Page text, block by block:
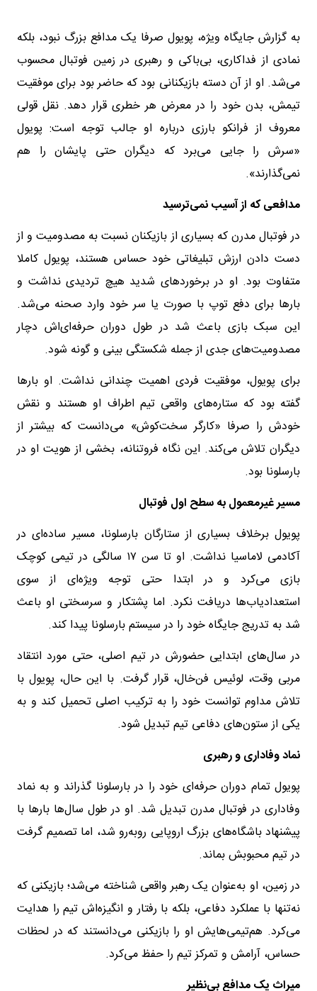
به گزارش جایگاه ویژه، پویول صرفا یک مدافع بزرگ نبود، بلکه
نمادی از فداکاری، بی‌باکی و رهبری در زمین فوتبال محسوب
می‌شد. او از آن دسته بازیکنانی بود که حاضر بود برای موفقیت
تیمش، بدن خود را در معرض هر خطری قرار دهد. نقل قولی
معروف از فرانکو بارزی درباره او جالب توجه است: پویول
«سرش را جایی می‌برد که دیگران حتی پایشان را هم
نمی‌گذارند».
مدافعی که از آسیب نمی‌ترسید
در فوتبال مدرن که بسیاری از بازیکنان نسبت به مصدومیت و از
دست دادن ارزش تبلیغاتی خود حساس هستند، پویول کاملا
متفاوت بود. او در برخوردهای شدید هیچ تردیدی نداشت و
بارها برای دفع توپ با صورت یا سر خود وارد صحنه می‌شد.
این سبک بازی باعث شد در طول دوران حرفه‌ای‌اش دچار
مصدومیت‌های جدی از جمله شکستگی بینی و گونه شود.
برای پویول، موفقیت فردی اهمیت چندانی نداشت. او بارها
گفته بود که ستاره‌های واقعی تیم اطراف او هستند و نقش
خودش را صرفا «کارگر سخت‌کوش» می‌دانست که بیشتر از
دیگران تلاش می‌کند. این نگاه فروتنانه، بخشی از هویت او در
بارسلونا بود.
مسیر غیرمعمول به سطح اول فوتبال
پویول برخلاف بسیاری از ستارگان بارسلونا، مسیر ساده‌ای در
آکادمی لاماسیا نداشت. او تا سن ۱۷ سالگی در تیمی کوچک
بازی می‌کرد و در ابتدا حتی توجه ویژه‌ای از سوی
استعدادیاب‌ها دریافت نکرد. اما پشتکار و سرسختی او باعث
شد به تدریج جایگاه خود را در سیستم بارسلونا پیدا کند.
در سال‌های ابتدایی حضورش در تیم اصلی، حتی مورد انتقاد
مربی وقت، لوئیس فن‌خال، قرار گرفت. با این حال، پویول با
تلاش مداوم توانست خود را به ترکیب اصلی تحمیل کند و به
یکی از ستون‌های دفاعی تیم تبدیل شود.
نماد وفاداری و رهبری
پویول تمام دوران حرفه‌ای خود را در بارسلونا گذراند و به نماد
وفاداری در فوتبال مدرن تبدیل شد. او در طول سال‌ها بارها با
پیشنهاد باشگاه‌های بزرگ اروپایی روبه‌رو شد، اما تصمیم گرفت
در تیم محبوبش بماند.
در زمین، او به‌عنوان یک رهبر واقعی شناخته می‌شد؛ بازیکنی که
نه‌تنها با عملکرد دفاعی، بلکه با رفتار و انگیزه‌اش تیم را هدایت
می‌کرد. هم‌تیمی‌هایش او را بازیکنی می‌دانستند که در لحظات
حساس، آرامش و تمرکز تیم را حفظ می‌کرد.
میراث یک مدافع بی‌نظیر